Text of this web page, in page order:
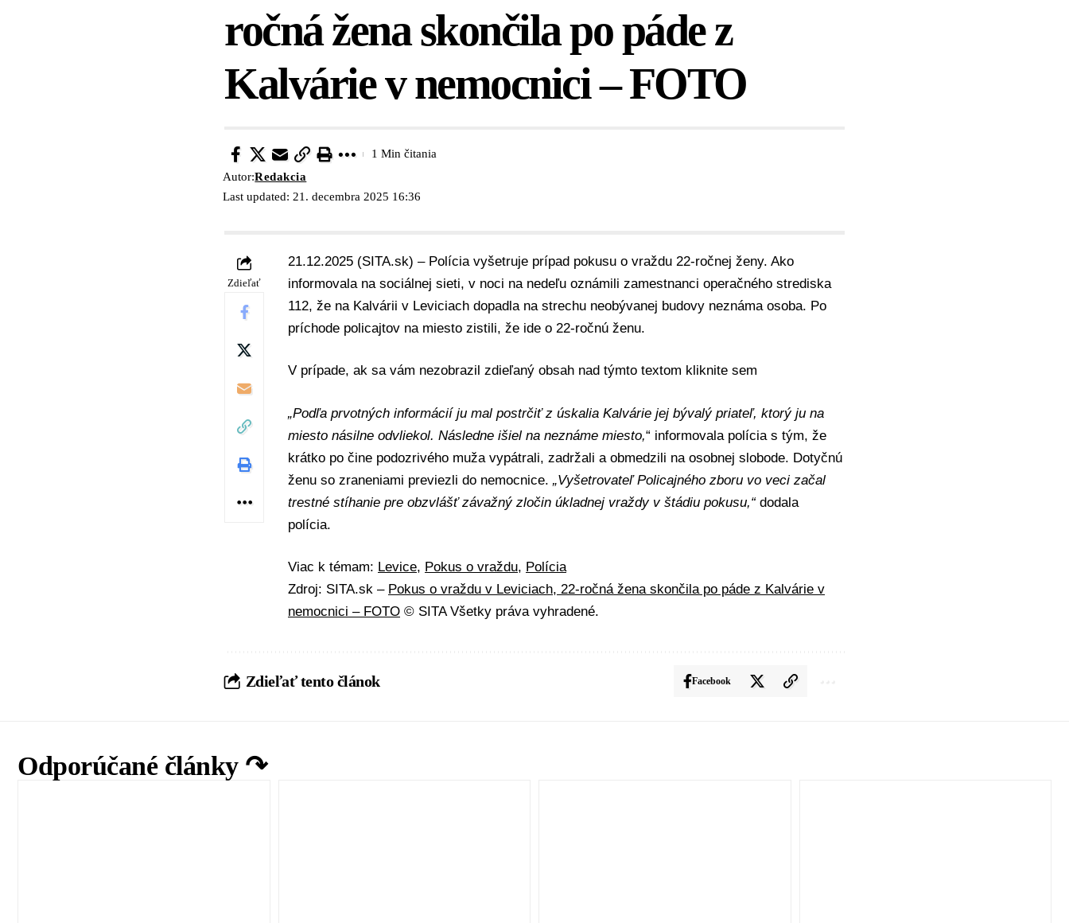
ročná žena skončila po páde z
Kalvárie v nemocnici – FOTO
Last updated: 21. decembra 2025 16:36
Autor:Redakcia
1 Min čitania
Zdieľať
21.12.2025 (SITA.sk) – Políciavyšetruje prípad pokusu o vraždu 22-ročnej ženy. Ako
informovala na sociálnej sieti, v noci na nedeľu oznámili zamestnanci operačného strediska
112, že na Kalvárii v Leviciach dopadla na strechu neobývanej budovy neznáma osoba. Po
príchode policajtov na miesto zistili, že ide o 22-ročnú ženu.
V prípade, ak sa vám nezobrazil zdieľaný obsah nad týmto textom kliknite sem
„Podľa prvotných informácií ju mal postrčiť z úskalia Kalvárie jej bývalý priateľ, ktorý ju na
miesto násilne odvliekol. Následne išiel na neznáme miesto,“ informovala polícia s tým, že
krátko po čine podozrivého muža vypátrali, zadržali a obmedzili na osobnej slobode. Dotyčnú
ženu so zraneniami previezli do nemocnice. „Vyšetrovateľ Policajného zboru vo veci začal
trestné stíhanie pre obzvlášť závažný zločin úkladnej vraždy v štádiu pokusu,“dodala
polícia.
Viac k témam: Levice, Pokus o vraždu, Polícia
Zdroj: SITA.sk – Pokus o vraždu v Leviciach, 22-ročná žena skončila po páde z Kalvárie v
nemocnici – FOTO © SITA Všetky práva vyhradené.
Zdieľať tento článok Facebook
Odporúčané články ↷